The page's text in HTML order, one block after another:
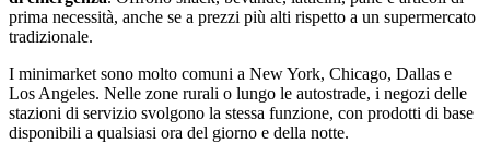
prima necessità, anche se a prezzi più alti rispetto a un supermercato
tradizionale.
I minimarket sono molto comuni a New York, Chicago, Dallas e
Los Angeles. Nelle zone rurali o lungo le autostrade, i negozi delle
stazioni di servizio svolgono la stessa funzione, con prodotti di base
disponibili a qualsiasi ora del giorno e della notte.